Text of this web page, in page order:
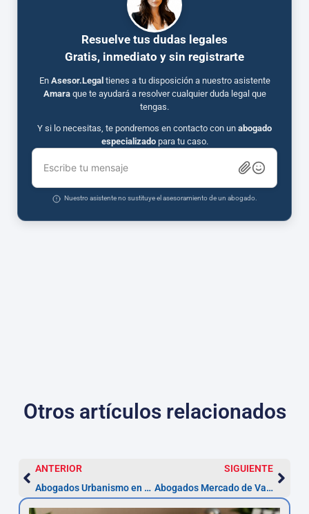
Resuelve tus dudas legales
Gratis, inmediato y sin registrarte
En Asesor.Legal tienes a tu disposición a nuestro asistente
Amaraque te ayudará a resolver cualquier duda legal que
tengas.
Y si lo necesitas, te pondremos en contacto con un abogado
especializadopara tu caso.
Escribe tu mensaje
Nuestro asistente no sustituye el asesoramiento de un abogado.
Otros artículos relacionados
ANTERIOR
Abogados Urbanismo en Cartagena — Licencias 1–3 meses
SIGUIENTE
Abogados Mercado de Valores en Cartagena — Alegaciones en 10 días